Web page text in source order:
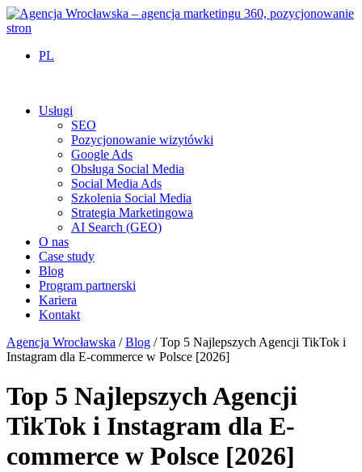
PL
Usługi
SEO
Pozycjonowanie wizytówki
Google Ads
Obsługa Social Media
Social Media Ads
Szkolenia Social Media
Strategia Marketingowa
AI Search (GEO)
O nas
Case study
Blog
Program partnerski
Kariera
Kontakt
Agencja Wrocławska /Blog /Top 5 Najlepszych Agencji TikTok i
Instagram dla E-commerce w Polsce [2026]
Top 5 Najlepszych Agencji
TikTok i Instagram dla E-
commerce w Polsce [2026]